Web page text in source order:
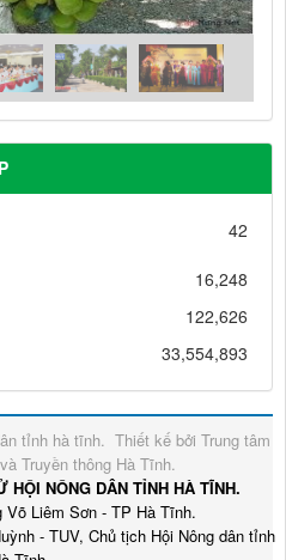
42
16,248
122,626
33,554,893
tỉnh hà tĩnh. Thiết kế bởi Trung tâm
Truyền thông Hà Tĩnh.
HỘI NÔNG DÂN TỈNH HÀ TĨNH.
Võ Liêm Sơn - TP Hà Tĩnh.
- TUV, Chủ tịch Hội Nông dân tỉnh